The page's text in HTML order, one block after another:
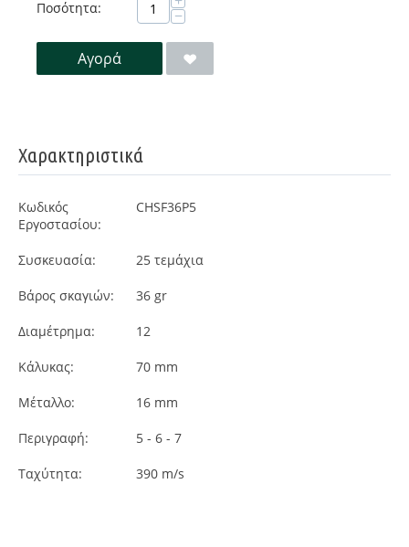
Ποσότητα: −
Αγορά
Χαρακτηριστικά
Κωδικός
Εργοστασίου:
CHSF36P5
Συσκευασία: 25 τεμάχια
Βάρος σκαγιών: 36 gr
Διαμέτρημα: 12
Κάλυκας: 70 mm
Μέταλλο: 16 mm
Περιγραφή: 5 - 6 - 7
Ταχύτητα: 390 m/s